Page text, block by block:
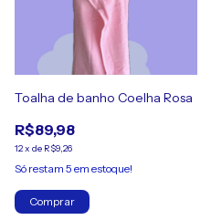
Toalha de banho Coelha Rosa
R$89,98
12x de R$9,26
Só restam 5 em estoque!
Comprar